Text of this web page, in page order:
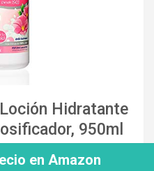
Hidratante
950ml
en Amazon